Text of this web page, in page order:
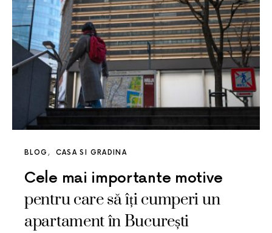
BLOG CASA SI GRADINA
Cele mai importante motive
pentru care să îți cumperi un
apartament în București